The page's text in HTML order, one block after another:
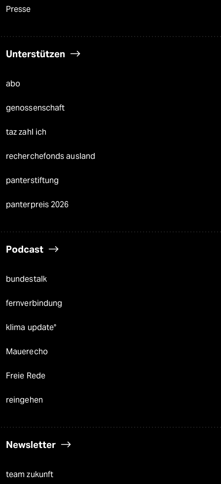
Presse
Unterstützen
abo
genossenschaft
taz zahl ich
recherchefonds ausland
panterstiftung
panterpreis 2026
Podcast
bundestalk
fernverbindung
klima update°
Mauerecho
Freie Rede
reingehen
Newsletter
team zukunft